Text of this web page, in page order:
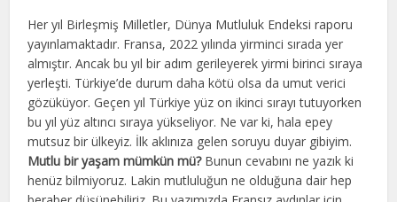
Her yıl Birleşmiş Milletler, Dünya Mutluluk Endeksi raporu
yayınlamaktadır. Fransa, 2022 yılında yirminci sırada yer
almıştır. Ancak bu yıl bir adım gerileyerek yirmi birinci sıraya
yerleşti. Türkiye’de durum daha kötü olsa da umut verici
gözüküyor. Geçen yıl Türkiye yüz on ikinci sırayı tutuyorken
bu yıl yüz altıncı sıraya yükseliyor. Ne var ki, hala epey
mutsuz bir ülkeyiz. İlk aklınıza gelen soruyu duyar gibiyim.
Mutlu bir yaşam mümkün mü?Bunun cevabını ne yazık ki
henüz bilmiyoruz. Lakin mutluluğun ne olduğuna dair hep